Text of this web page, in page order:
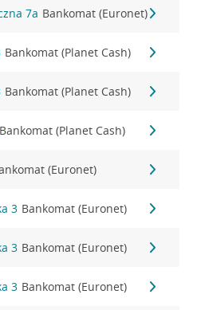
7a Bankomat (Euronet)
Bankomat (Planet Cash)
Bankomat (Planet Cash)
Bankomat (Planet Cash)
(Euronet)
3 Bankomat (Euronet)
3 Bankomat (Euronet)
3 Bankomat (Euronet)